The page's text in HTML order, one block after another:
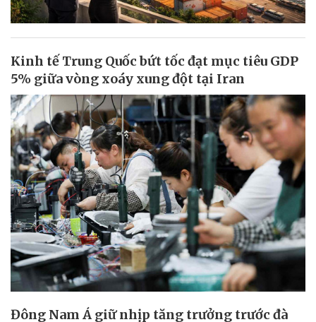
Kinh tế Trung Quốc bứt tốc đạt mục tiêu GDP
5% giữa vòng xoáy xung đột tại Iran
Đông Nam Á giữ nhịp tăng trưởng trước đà